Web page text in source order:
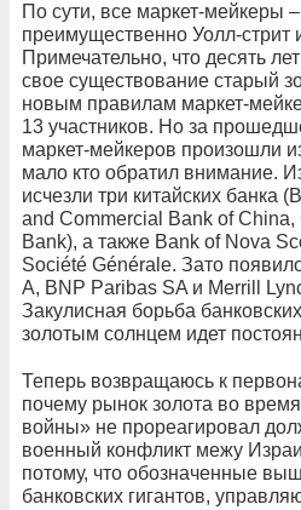
По сути, все маркет-мейкеры
преимущественно Уолл-стрит
Примечательно, что десять
свое существование старый
новым правилам маркет-
13 участников. Но за
маркет-мейкеров произошли
мало кто обратил внимание.
исчезли три китайских банка
and Commercial Bank of
Bank), а также Bank of Nova
Société Générale. Зато
A, BNP Paribas SA и Merrill
Закулисная борьба
золотым солнцем идет
Теперь возвращаюсь к
почему рынок золота во
войны» не прореагировал
военный конфликт межу
потому, что обозначенные
банковских гигантов,